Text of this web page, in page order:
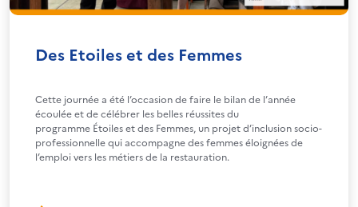
Des Etoiles et des Femmes
Cette journée a été l’occasion de faire le bilan de l’année
écoulée et de célébrer les belles réussites du
programme Étoiles et des Femmes, un projet d’inclusion socio-
professionnelle qui accompagne des femmes éloignées de
l’emploi vers les métiers de la restauration.